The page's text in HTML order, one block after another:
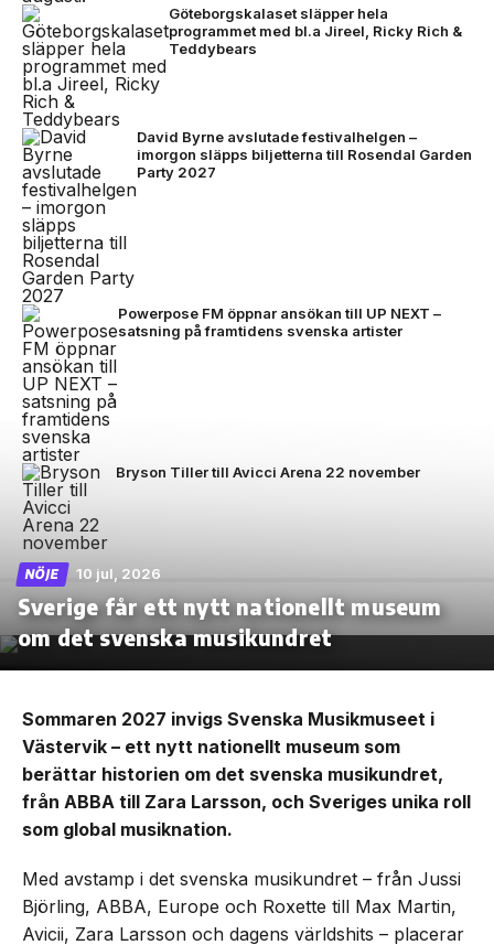
Göteborgskalaset släpper hela
programmet med bl.a Jireel, Ricky Rich &
Teddybears
David Byrne avslutade festivalhelgen –
imorgon släpps biljetterna till Rosendal Garden
Party 2027
Powerpose FM öppnar ansökan till UP NEXT –
satsning på framtidens svenska artister
Bryson Tiller till Avicci Arena 22 november
NÖJE 10 jul, 2026
Sverige får ett nytt nationellt museum
om det svenska musikundret
Sommaren 2027 invigs Svenska Musikmuseet i
Västervik – ett nytt nationellt museum som
berättar historien om det svenska musikundret,
från ABBA till Zara Larsson, och Sveriges unika roll
som global musiknation.
Med avstamp i det svenska musikundret – från Jussi
Björling, ABBA, Europe och Roxette till Max Martin,
Avicii, Zara Larsson och dagens världshits – placerar